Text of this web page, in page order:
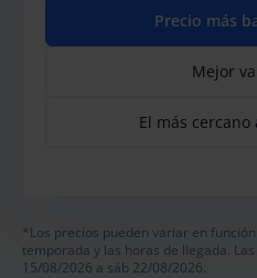
Precio más
Mejor
El más
*Los precios pueden variar en
temporada y las horas de llegada.
15/08/2026 a sáb 22/08/2026.